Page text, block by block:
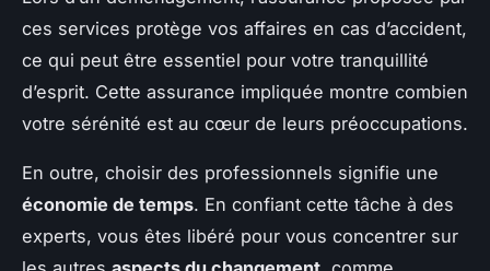
ces services protège vos affaires en cas d’accident,
ce qui peut être essentiel pour votre tranquillité
d’esprit. Cette assurance impliquée montre combien
votre sérénité est au cœur de leurs préoccupations.
En outre, choisir des professionnels signifie une
économie de temps. En confiant cette tâche à des
experts, vous êtes libéré pour vous concentrer sur